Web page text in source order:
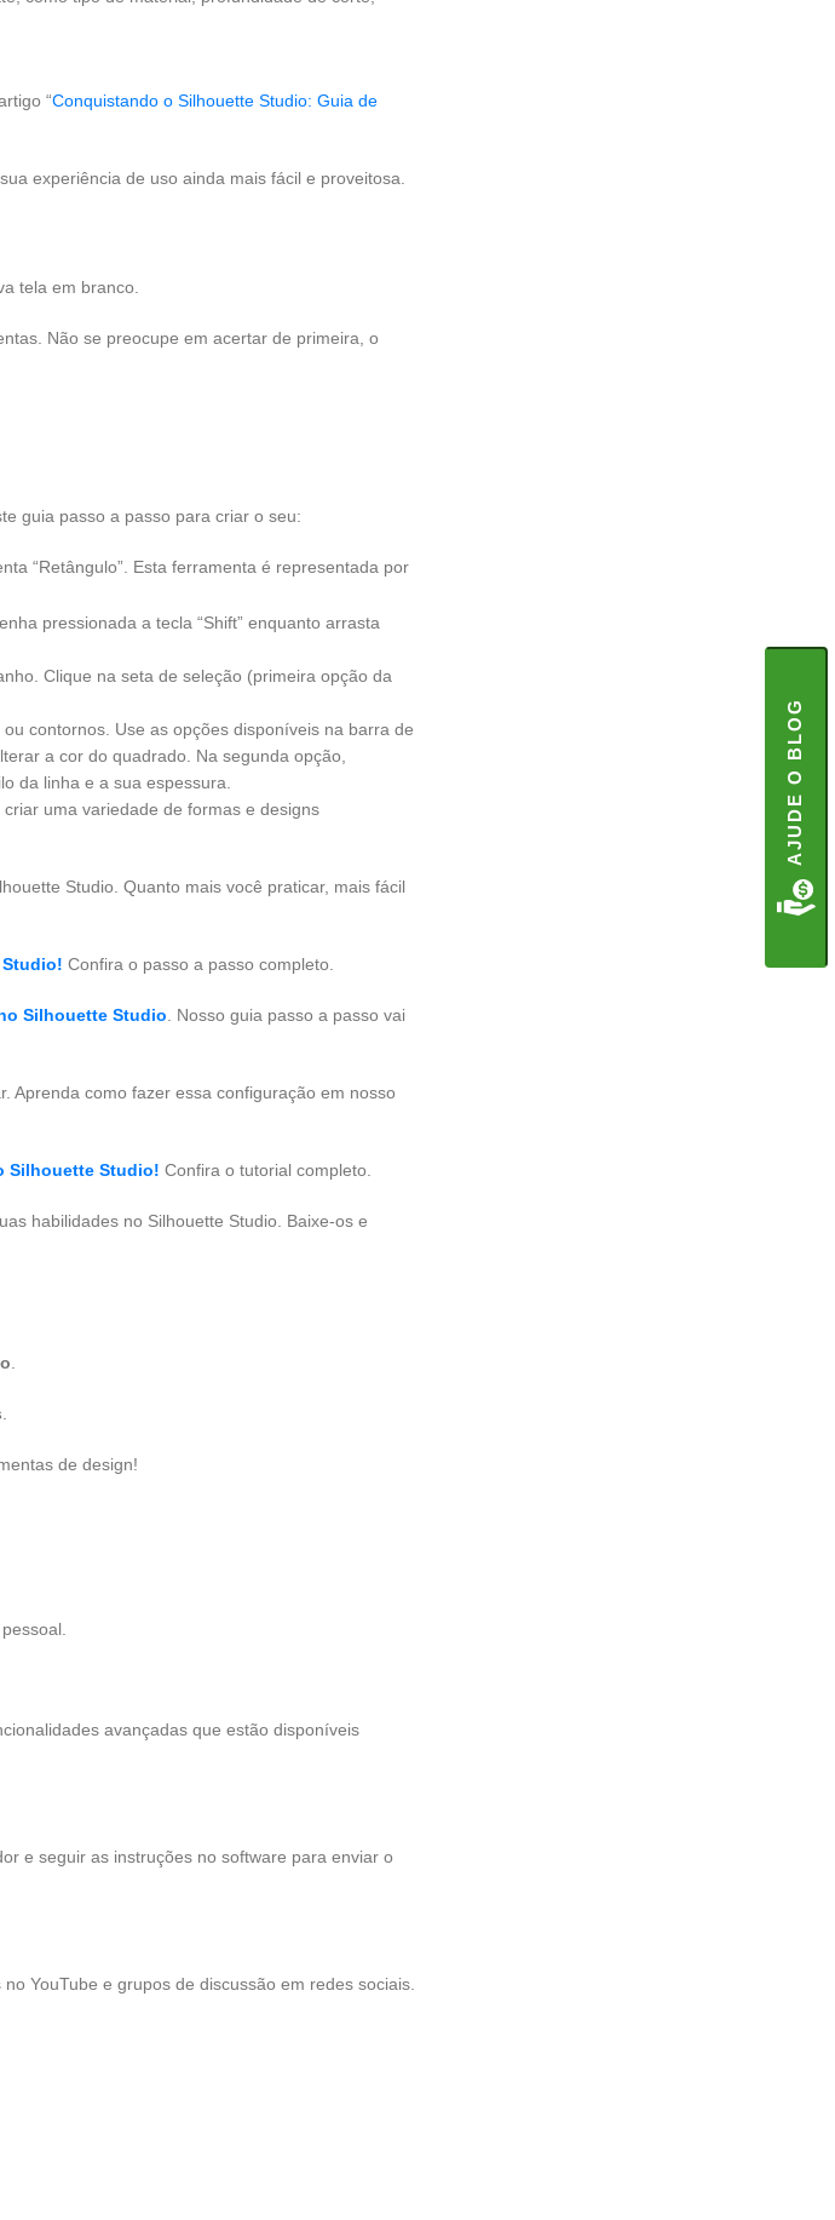
“Conquistando o Silhouette Studio: Guia de
experiência de uso ainda mais fácil e proveitosa.
tela em branco.
Não se preocupe em acertar de primeira, o
guia passo a passo para criar o seu:
“Retângulo”. Esta ferramenta é representada por
pressionada a tecla “Shift” enquanto arrasta
Clique na seta de seleção (primeira opção da
contornos. Use as opções disponíveis na barra de
a cor do quadrado. Na segunda opção,
da linha e a sua espessura.
uma variedade de formas e designs
Studio. Quanto mais você praticar, mais fácil
Confira o passo a passo completo.
Silhouette Studio . Nosso guia passo a passo vai
Aprenda como fazer essa configuração em nosso
Silhouette Studio! Confira o tutorial completo.
habilidades no Silhouette Studio. Baixe-os e
de design!
avançadas que estão disponíveis
e seguir as instruções no software para enviar o
YouTube e grupos de discussão em redes sociais.
AJUDE O BLOG